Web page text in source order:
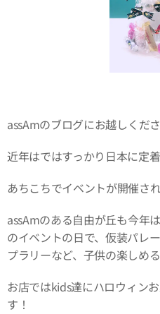
assAmのブログにお越しくだ
近年はではすっかり日本に定
あちこちでイベントが開催さ
assAmのある自由が丘も今年
のイベントの日で、仮装パレ
プラリーなど、子供の楽しめ
お店ではkids達にハロウィン
す！